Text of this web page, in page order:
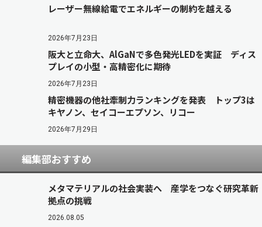
レーザー無線給電でエネルギーの制約を越える
2026年7月23日
阪大と立命大、AlGaNで多色発光LEDを実証 ディス
プレイの小型・高精密化に期待
2026年7月23日
精密機器の他社牽制力ランキングを発表 トップ3は
キヤノン、セイコーエプソン、リコー
2026年7月29日
編集部おすすめ
メタマテリアルの社会実装へ 産学をつなぐ研究革新
拠点の挑戦
2026.08.05